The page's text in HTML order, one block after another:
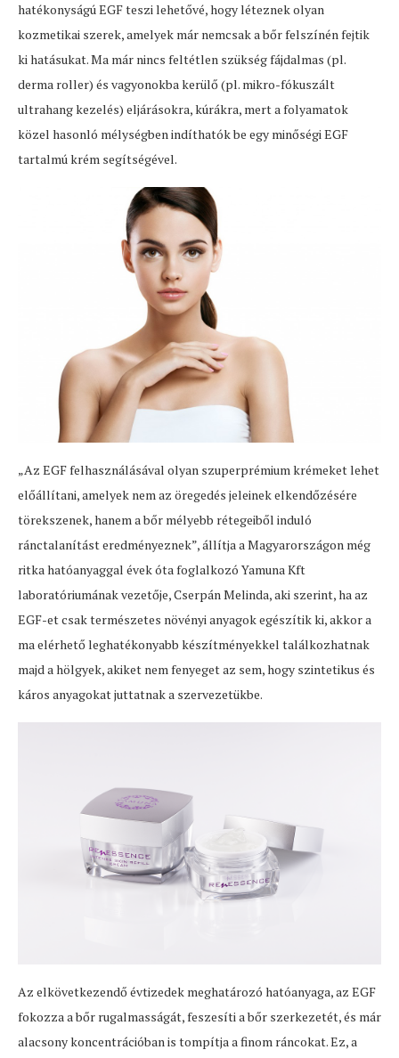
hatékonyságú EGF teszi lehetővé, hogy léteznek olyan
kozmetikai szerek, amelyek már nemcsak a bőr felszínén fejtik
ki hatásukat. Ma már nincs feltétlen szükség fájdalmas (pl.
derma roller) és vagyonokba kerülő (pl. mikro-fókuszált
ultrahang kezelés) eljárásokra, kúrákra, mert a folyamatok
közel hasonló mélységben indíthatók be egy minőségi EGF
tartalmú krém segítségével.
„Az EGF felhasználásával olyan szuperprémium krémeket lehet
előállítani, amelyek nem az öregedés jeleinek elkendőzésére
törekszenek, hanem a bőr mélyebb rétegeiből induló
ránctalanítást eredményeznek”, állítja a Magyarországon még
ritka hatóanyaggal évek óta foglalkozó Yamuna Kft
laboratóriumának vezetője, Cserpán Melinda, aki szerint, ha az
EGF-et csak természetes növényi anyagok egészítik ki, akkor a
ma elérhető leghatékonyabb készítményekkel találkozhatnak
majd a hölgyek, akiket nem fenyeget az sem, hogy szintetikus és
káros anyagokat juttatnak a szervezetükbe.
Az elkövetkezendő évtizedek meghatározó hatóanyaga, az EGF
fokozza a bőr rugalmasságát, feszesíti a bőr szerkezetét, és már
alacsony koncentrációban is tompítja a finom ráncokat. Ez, a